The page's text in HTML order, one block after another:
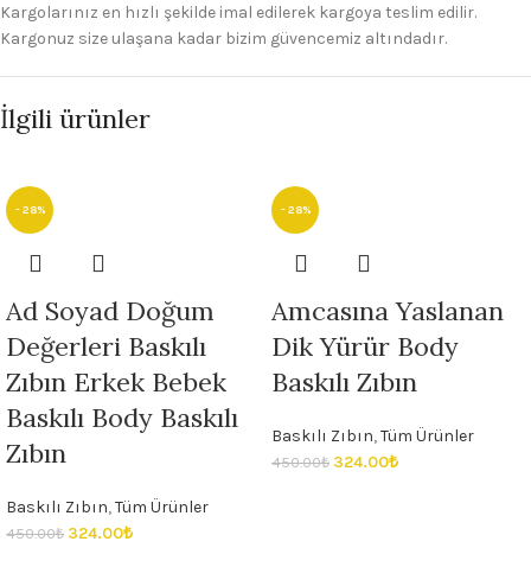
Kargolarınız en hızlı şekilde imal edilerek kargoya teslim edilir.
Kargonuz size ulaşana kadar bizim güvencemiz altındadır.
İlgili ürünler
- 28%
Ad Soyad Doğum
Değerleri Baskılı
Zıbın Erkek Bebek
Baskılı Body Baskılı
Zıbın
Baskılı Zıbın,Tüm Ürünler
450.00₺ 324.00₺
- 28%
Amcasına Yaslanan
Dik Yürür Body
Baskılı Zıbın
Baskılı Zıbın,Tüm Ürünler
450.00₺ 324.00₺